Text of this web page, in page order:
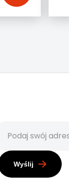
Wyślij